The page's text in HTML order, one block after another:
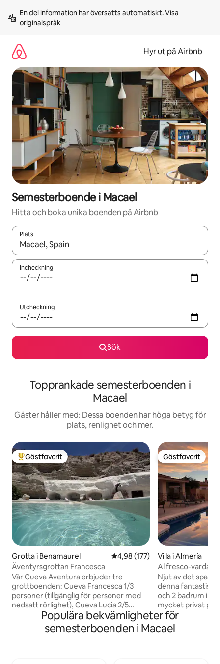
innehåll
En del information har översatts automatiskt. Visa
originalspråk
Hyr ut på Airbnb
Semesterboende i Macael
Hitta och boka unika boenden på Airbnb
Plats
När resultaten är tillgängliga kan du navigera med upp- och
Incheckning
Utcheckning
Sök
Topprankade semesterboenden i
Macael
Gäster håller med: Dessa boenden har höga betyg för
plats, renlighet och mer.
Populär gästfavorit
Gästfavorit
Grotta i Benamaurel 4,98 av 5 i genomsnittligt
4,98 (177)
Äventyrsgrottan Francesca
Vår Cueva Aventura erbjuder tre
grottboenden: Cueva Francesca 1/3
personer (tillgänglig för personer med
nedsatt rörlighet), Cueva Lucia 2/5
personer och Cueva Emilia 4/7 personer.
La Cueva Francesca (50 m2) består av en
privat och möblerad uteplats, ett
Gästfavorit
Gästfavorit
Villa i Almería
Al fresco-
Njut av det
denna fantastiska
och 2 badrum i
mycket privat
poolen, grill och
fresco matplats.
erbjuder det
Populära bekvämligheter för
semesterboenden i Macael